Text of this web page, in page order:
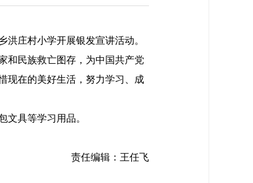
庄村小学开展银发宣讲活动。
民族救亡图存，为中国共产党
现在的美好生活，努力学习、成
具等学习用品。
责任编辑：王任飞